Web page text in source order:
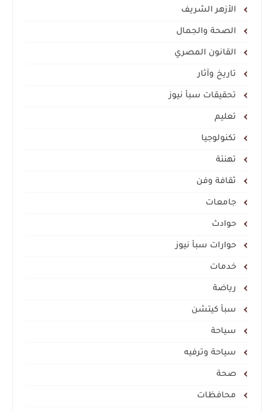
الأزهر الشريف
الصحة والجمال
القانون المصري
تاريخ وآثار
تحقيقات سبأ نيوز
تعليم
تكنولوجيا
تهنئة
ثقافة وفن
جامعات
حوادث
حوارات سبأ نيوز
خدمات
رياضة
سبأ كيتشن
سياحة
سياحة وترفيه
صحة
محافظات